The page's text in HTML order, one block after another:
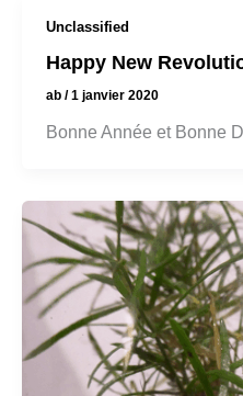
Unclassified
Happy New
ab /1 janvier 2020
Bonne Année et Bonne